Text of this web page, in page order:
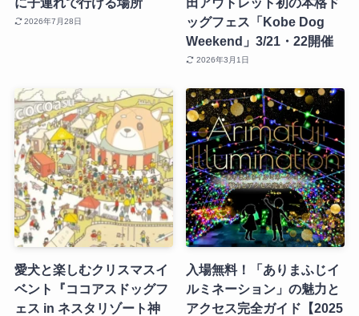
2026年7月28日
ッグフェス「Kobe Dog
Weekend」3/21・22開催
2026年3月1日
愛犬と楽しむクリスマスイ
ベント『ココアスドッグフ
ェス in ネスタリゾート神
入場無料！「ありまふじイ
ルミネーション」の魅力と
アクセス完全ガイド【2025